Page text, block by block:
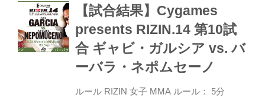
った場面も何とか脱出に成功。リングの戦
いに慣れていないホールジーがリングの外
へ落下し、腰を強打する。リング外への行
為でホールジーにイエローカードで警告が
出る。そしてテイクダウンへ向かったホー
ルジーだがポジションがキープ...
【試合結果】Cygames
presents RIZIN.14 第10試
合 ギャビ・ガルシア vs. バ
ーバラ・ネポムセーノ
ルール RIZIN 女子 MMA ルール： 5分